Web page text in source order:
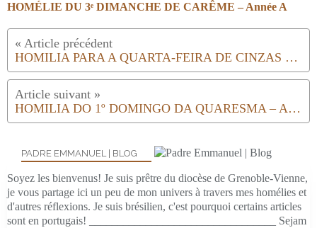
HOMÉLIE DU 3ᵉ DIMANCHE DE CARÊME – Année A
HOMILIA PARA A QUARTA-FEIRA DE CINZAS – Ano A
HOMILIA DO 1º DOMINGO DA QUARESMA – Ano A
PADRE EMMANUEL | BLOG
Soyez les bienvenus! Je suis prêtre du diocèse de Grenoble-Vienne,
je vous partage ici un peu de mon univers à travers mes homélies et
d'autres réflexions. Je suis brésilien, c'est pourquoi certains articles
sont en portugais! _________________________________ Sejam